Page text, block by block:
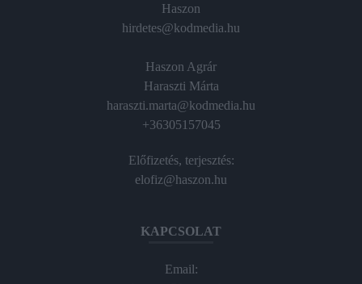
Haszon
hirdetes@kodmedia.hu
Haszon Agrár
Haraszti Márta
haraszti.marta@kodmedia.hu
+36305157045
Előfizetés, terjesztés:
elofiz@haszon.hu
KAPCSOLAT
Email: